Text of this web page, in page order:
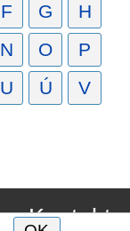
F G
H
N O
P
U Ú
V
Kontakt